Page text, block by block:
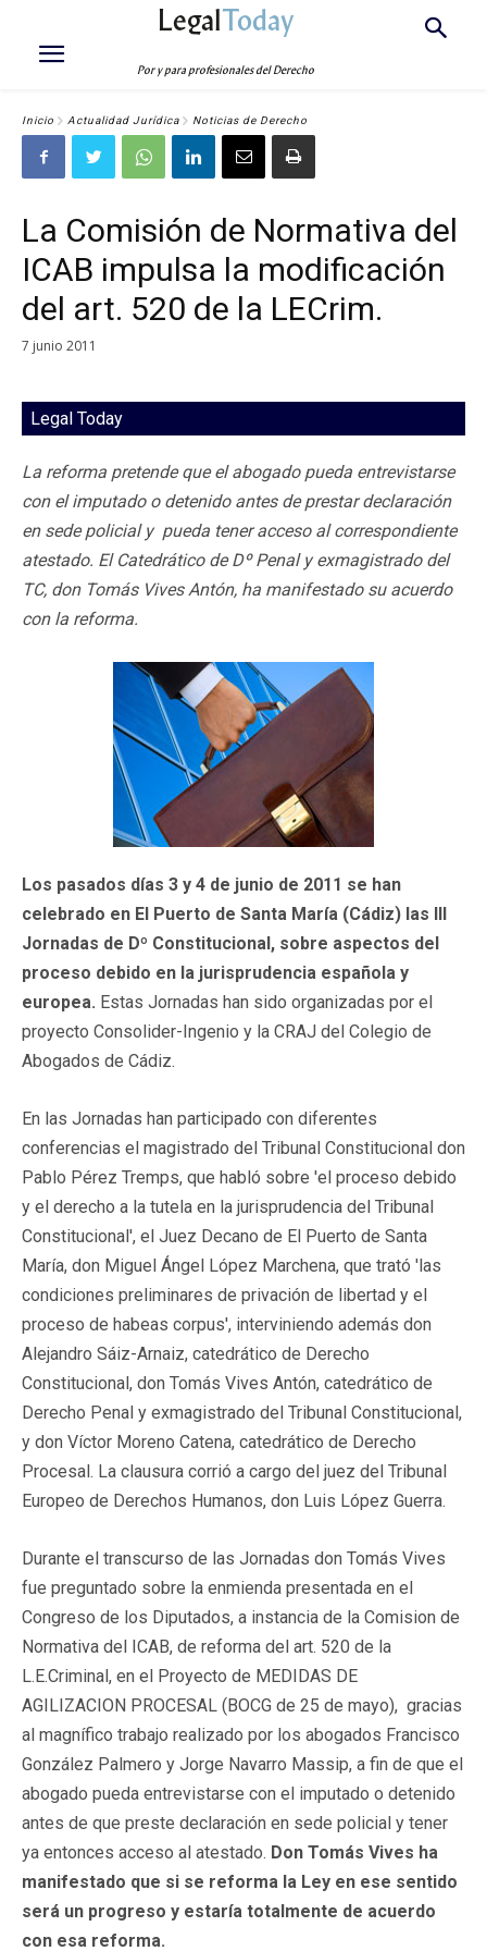
LegalToday
Por y para profesionales del Derecho
Inicio Actualidad Jurídica Noticias de Derecho
La Comisión de Normativa del
ICAB impulsa la modificación
del art. 520 de la LECrim.
7 junio 2011
Legal Today
La reforma pretende que el abogado pueda entrevistarse
con el imputado o detenido antes de prestar declaración
en sede policial y pueda tener acceso al correspondiente
atestado. El Catedrático de Dº Penal y exmagistrado del
TC, don Tomás Vives Antón, ha manifestado su acuerdo
con la reforma.
Los pasados días 3 y 4 de junio de 2011 se han
celebrado en El Puerto de Santa María (Cádiz) las III
Jornadas de Dº Constitucional, sobre aspectos del
proceso debido en la jurisprudencia española y
europea. Estas Jornadas han sido organizadas por el
proyecto Consolider-Ingenio y la CRAJ del Colegio de
Abogados de Cádiz.
En las Jornadas han participado con diferentes
conferencias el magistrado del Tribunal Constitucional don
Pablo Pérez Tremps, que habló sobre 'el proceso debido
y el derecho a la tutela en la jurisprudencia del Tribunal
Constitucional', el Juez Decano de El Puerto de Santa
María, don Miguel Ángel López Marchena, que trató 'las
condiciones preliminares de privación de libertad y el
proceso de habeas corpus', interviniendo además don
Alejandro Sáiz-Arnaiz, catedrático de Derecho
Constitucional, don Tomás Vives Antón, catedrático de
Derecho Penal y exmagistrado del Tribunal Constitucional,
y don Víctor Moreno Catena, catedrático de Derecho
Procesal. La clausura corrió a cargo del juez del Tribunal
Europeo de Derechos Humanos, don Luis López Guerra.
Durante el transcurso de las Jornadas don Tomás Vives
fue preguntado sobre la enmienda presentada en el
Congreso de los Diputados, a instancia de la Comision de
Normativa del ICAB, de reforma del art. 520 de la
L.E.Criminal, en el Proyecto de MEDIDAS DE
AGILIZACION PROCESAL (BOCG de 25 de mayo), gracias
al magnífico trabajo realizado por los abogados Francisco
González Palmero y Jorge Navarro Massip, a fin de que el
abogado pueda entrevistarse con el imputado o detenido
antes de que preste declaración en sede policial y tener
ya entonces acceso al atestado. Don Tomás Vives ha
manifestado que si se reforma la Ley en ese sentido
será un progreso y estaría totalmente de acuerdo
con esa reforma.